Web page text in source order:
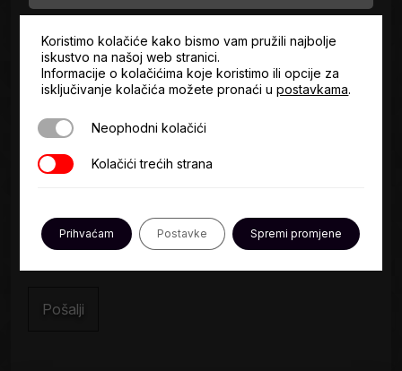
Telefon
Vrsta
Opišite
svoje
Uvjeti
korištenja
Slažem se s Uvjetima korištenja*.
Koristimo kolačiće kako bismo vam pružili najbolje
iskustvo na našoj web stranici.
Informacije o kolačićima koje koristimo ili opcije za
isključivanje kolačića možete pronaći upostavkama.
Neophodni kolačići
Neophodni kolačići
Kolačići trećih strana
Kolačići trećih strana
Prihvaćam Postavke Spremi promjene